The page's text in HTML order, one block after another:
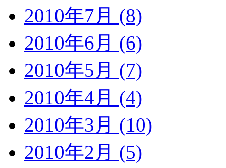
2010年7月 (8)
2010年6月 (6)
2010年5月 (7)
2010年4月 (4)
2010年3月 (10)
2010年2月 (5)